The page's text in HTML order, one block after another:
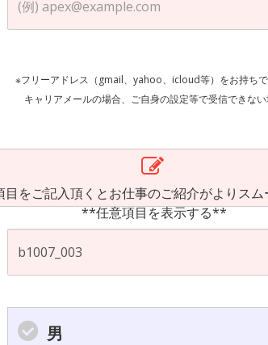
※フリーアドレス（gmail、yahoo、icloud等）をお持ちで
ご自身の設定等で受信できない場合が
目をご記入頂くとお仕事のご紹介がよりスム
**任意項目を表示する**
男